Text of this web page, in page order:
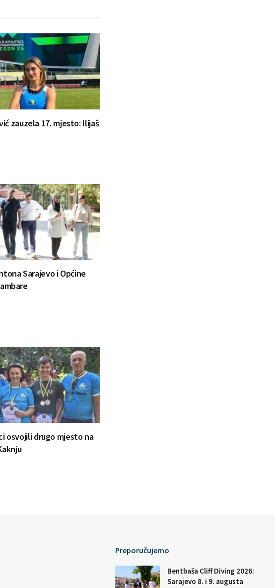
zauzela 17. mjesto: Ilijaš
Sarajevo i Općine
osvojili drugo mjesto na
Preporučujemo
Bentbaša Cliff Diving 2026:
Sarajevo 8. i 9. augusta